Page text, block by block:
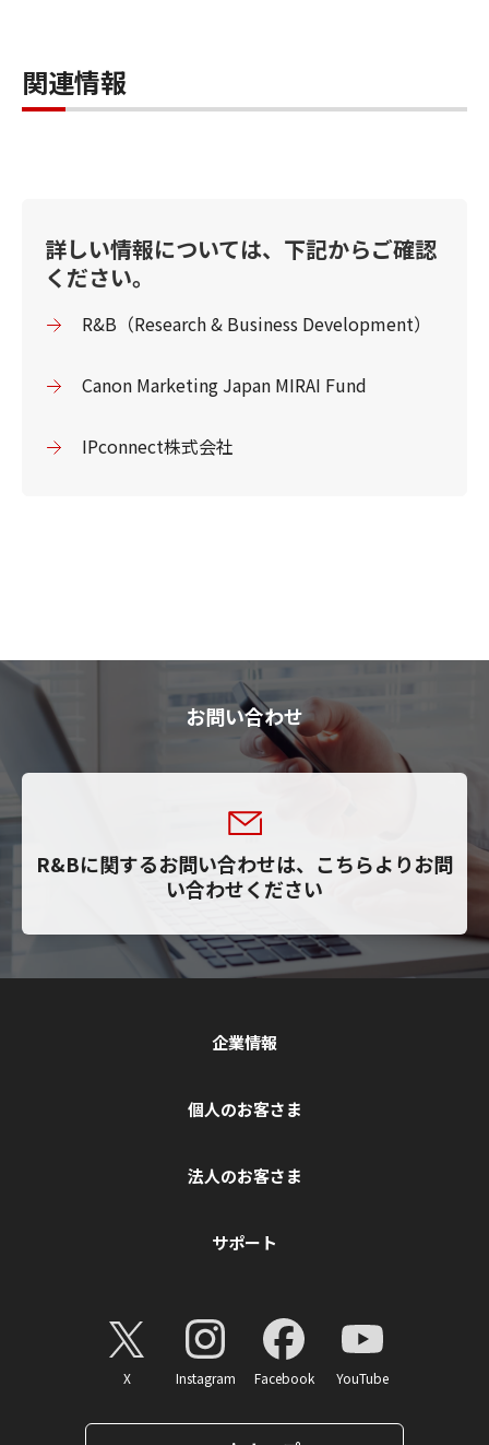
関連情報
詳しい情報については、下記からご確認
ください。
R&B（Research & Business Development）
Canon Marketing Japan MIRAI Fund
IPconnect株式会社
お問い合わせ
R&Bに関するお問い合わせは、こちらよりお問
い合わせください
企業情報
個人のお客さま
法人のお客さま
サポート
X Instagram Facebook YouTube